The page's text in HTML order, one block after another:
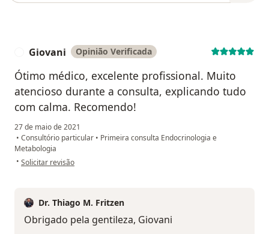
Giovani Opinião Verificada
Ótimo médico, excelente profissional. Muito
atencioso durante a consulta, explicando tudo
com calma. Recomendo!
27 de maio de 2021
• Consultório particular • Primeira consulta Endocrinologia e
Metabologia
• na opinião do utilizador Giovani
Solicitar revisão
Dr. Thiago M. Fritzen
Obrigado pela gentileza, Giovani